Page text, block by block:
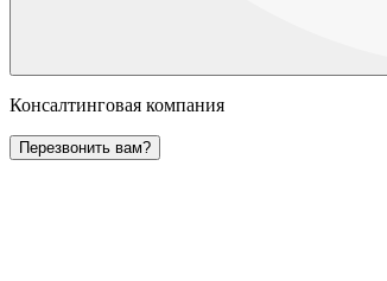
Консалтинговая компания
Перезвонить вам?